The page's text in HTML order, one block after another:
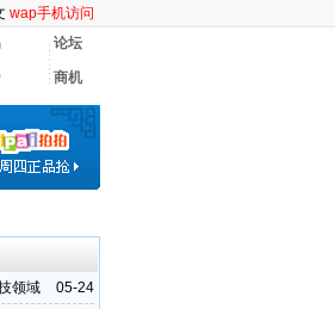
wap手机访问
论坛
商机
05-24
领域